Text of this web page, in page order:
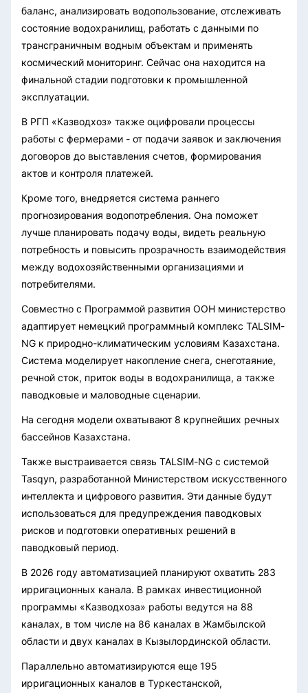
баланс, анализировать водопользование, отслеживать
состояние водохранилищ, работать с данными по
трансграничным водным объектам и применять
космический мониторинг. Сейчас она находится на
финальной стадии подготовки к промышленной
эксплуатации.
В РГП «Казводхоз» также оцифровали процессы
работы с фермерами - от подачи заявок и заключения
договоров до выставления счетов, формирования
актов и контроля платежей.
Кроме того, внедряется система раннего
прогнозирования водопотребления. Она поможет
лучше планировать подачу воды, видеть реальную
потребность и повысить прозрачность взаимодействия
между водохозяйственными организациями и
потребителями.
Совместно с Программой развития ООН министерство
адаптирует немецкий программный комплекс TALSIM-
NG к природно-климатическим условиям Казахстана.
Система моделирует накопление снега, снеготаяние,
речной сток, приток воды в водохранилища, а также
паводковые и маловодные сценарии.
На сегодня модели охватывают 8 крупнейших речных
бассейнов Казахстана.
Также выстраивается связь TALSIM-NG с системой
Tasqyn, разработанной Министерством искусственного
интеллекта и цифрового развития. Эти данные будут
использоваться для предупреждения паводковых
рисков и подготовки оперативных решений в
паводковый период.
В 2026 году автоматизацией планируют охватить 283
ирригационных канала. В рамках инвестиционной
программы «Казводхоза» работы ведутся на 88
каналах, в том числе на 86 каналах в Жамбылской
области и двух каналах в Кызылординской области.
Параллельно автоматизируются еще 195
ирригационных каналов в Туркестанской,